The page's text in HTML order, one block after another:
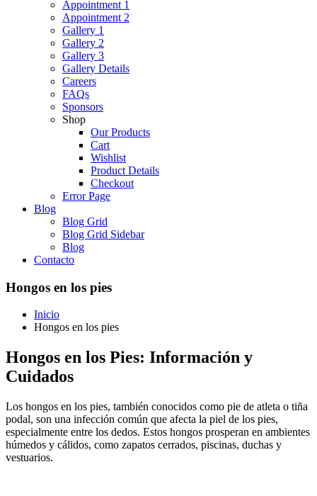
Appointment 1
Appointment 2
Gallery 1
Gallery 2
Gallery 3
Gallery Details
Careers
FAQs
Sponsors
Shop
Our Products
Cart
Wishlist
Product Details
Checkout
Error Page
Blog
Blog Grid
Blog Grid Sidebar
Blog
Contacto
Hongos en los pies
Inicio
Hongos en los pies
Hongos en los Pies: Información y
Cuidados
Los hongos en los pies, también conocidos como pie de atleta o tiña
podal, son una infección común que afecta la piel de los pies,
especialmente entre los dedos. Estos hongos prosperan en ambientes
húmedos y cálidos, como zapatos cerrados, piscinas, duchas y
vestuarios.